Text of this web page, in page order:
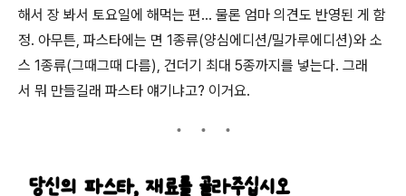
해서 장 봐서 토요일에 해먹는 편... 물론 엄마 의견도 반영된 게 함
정. 아무튼, 파스타에는 면 1종류(양심에디션/밀가루에디션)와 소
스 1종류(그때그때 다름), 건더기 최대 5종까지를 넣는다. 그래
서 뭐 만들길래 파스타 얘기냐고? 이거요.